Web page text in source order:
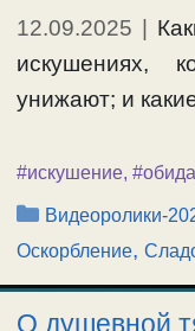
12.09.2025
искушениях,
унижают; и
#искушение, #обида
Рубрики
Видеоролики-
Оскорбление,
О душевной